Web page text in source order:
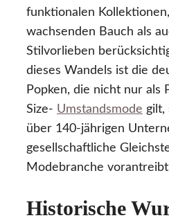
funktionalen
wachsenden Bauch als
Stilvorlieben
dieses Wandels ist die
Popken, die nicht nur als
Size- Umstandsmode gilt,
über 140-jährigen
gesellschaftliche
Modebranche
Historische